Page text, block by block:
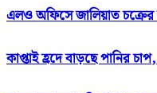
এলও অফিসে জালিয়াত চক্রের
কাপ্তাই হ্রদে বাড়ছে পানির